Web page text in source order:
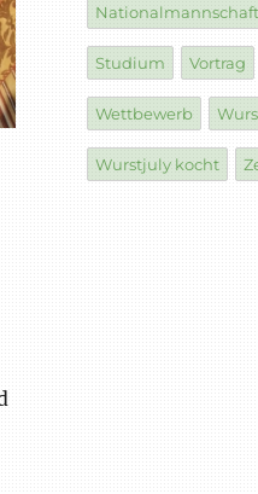
Nationalmannschaft
Studium Vortrag
Wettbewerb
Wurstjuly kocht